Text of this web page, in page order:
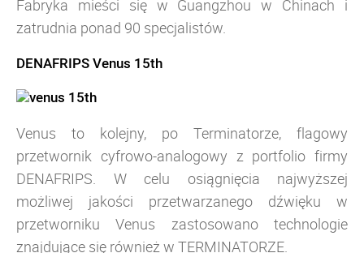
Fabryka mieści się w Guangzhou w Chinach i
zatrudnia ponad 90 specjalistów.
DENAFRIPS Venus 15th
Venus to kolejny, po Terminatorze, flagowy
przetwornik cyfrowo-analogowy z portfolio firmy
DENAFRIPS. W celu osiągnięcia najwyższej
możliwej jakości przetwarzanego dźwięku w
przetworniku Venus zastosowano technologie
znajdujące się również w TERMINATORZE.